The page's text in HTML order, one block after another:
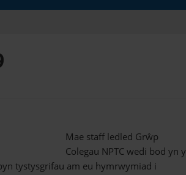
Mae staff ledled Grŵp
Colegau NPTC wedi bod yn y
tystysgrifau am eu hymrwymiad i